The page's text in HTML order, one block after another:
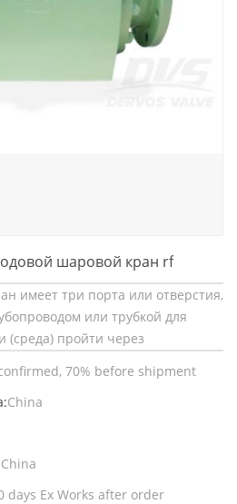
шаровой кран rf
имеет три порта или отверстия,
или трубкой для
(среда) пройти через
70% before shipment
China
days Ex Works after order